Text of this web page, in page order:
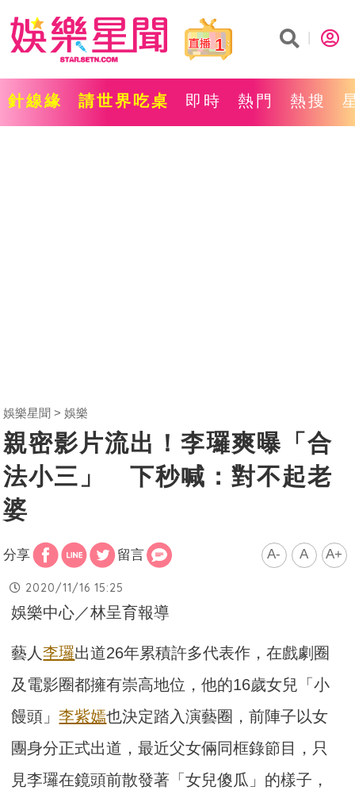
1
針線緣 請世界吃桌 即時 熱門 熱搜
娛樂星聞 娛樂
親密影片流出！李㼈爽曝「合
法小三」 下秒喊：對不起老
婆
分享 留言 A- A A+
2020/11/16 15:25
娛樂中心／林呈育報導
藝人李㼈出道26年累積許多代表作，在戲劇圈
及電影圈都擁有崇高地位，他的16歲女兒「小
饅頭」李紫嫣也決定踏入演藝圈，前陣子以女
團身分正式出道，最近父女倆同框錄節目，只
見李㼈在鏡頭前散發著「女兒傻瓜」的樣子，